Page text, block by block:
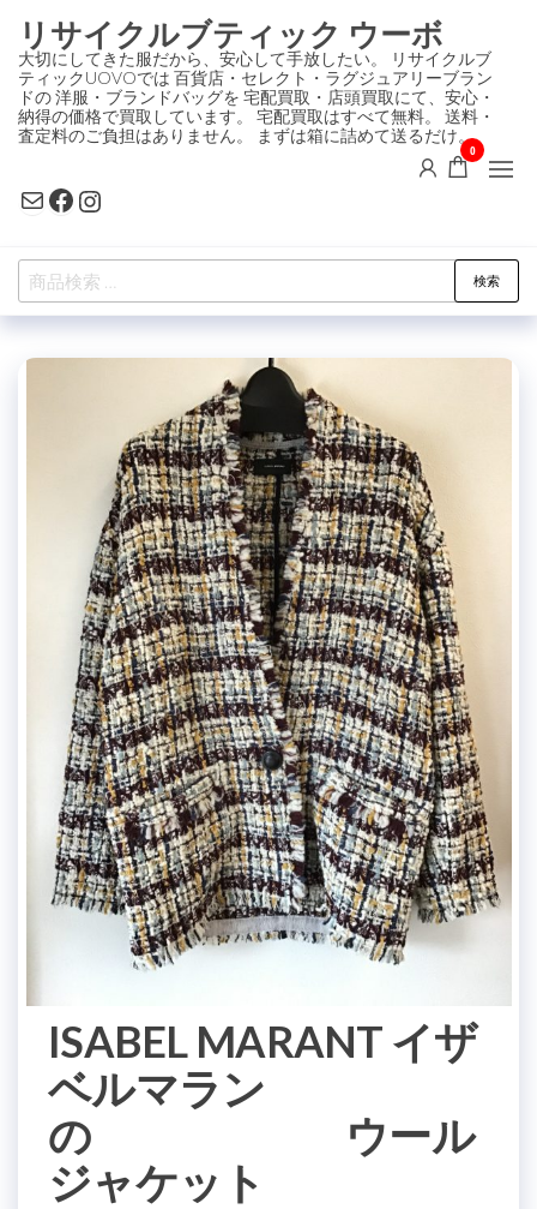
ン
テ
ン
ツ
プ
リサイクルブティック ウーボ
大切にしてきた服だから、安心して手放したい。 リサイクルブ
ティックUOVOでは 百貨店・セレクト・ラグジュアリーブラン
ドの 洋服・ブランドバッグを 宅配買取・店頭買取にて、安心・
納得の価格で買取しています。 宅配買取はすべて無料。 送料・
査定料のご負担はありません。 まずは箱に詰めて送るだけ。
MailFacebook
Instagram
0
検
索
検索
ISABEL MARANT イザ
ベルマラン
の ウール
ジャケット